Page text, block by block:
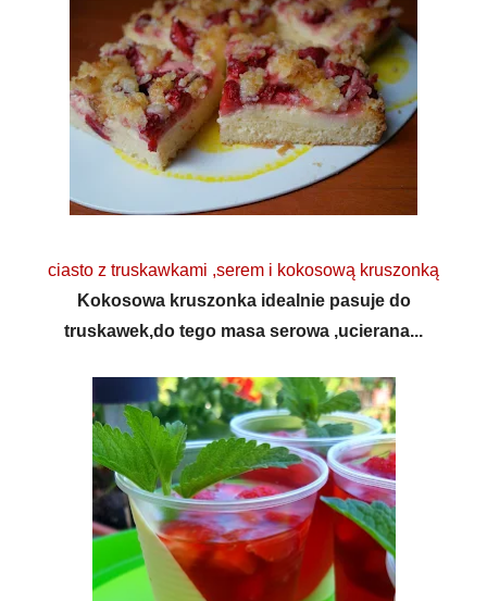
ciasto z truskawkami ,serem i kokosową kruszonką
Kokosowa kruszonka idealnie pasuje do
truskawek,do tego masa serowa ,ucierana...